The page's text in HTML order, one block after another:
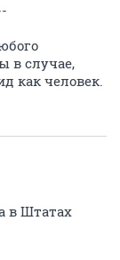
в случае,
как человек.
в Штатах